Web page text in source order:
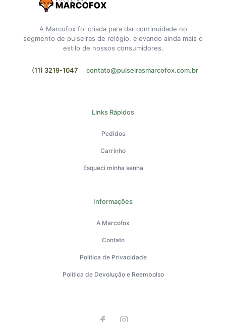
A Marcofox foi criada para dar continuidade no
segmento de pulseiras de relógio, elevando ainda mais o
estilo de nossos consumidores.
(11) 3219-1047 contato@pulseirasmarcofox.com.br
Links Rápidos
Pedidos
Carrinho
Esqueci minha senha
Informações
A Marcofox
Contato
Política de Privacidade
Política de Devolução e Reembolso